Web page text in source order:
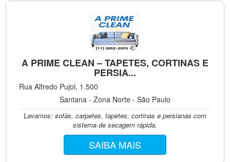
A PRIME CLEAN – TAPETES, CORTINAS E
PERSIA...
Rua Alfredo Pujol, 1.500
Santana - Zona Norte - São Paulo
Lavamos: sofás, carpetes, tapetes, cortinas e persianas com
sistema de secagem rápida.
SAIBA MAIS